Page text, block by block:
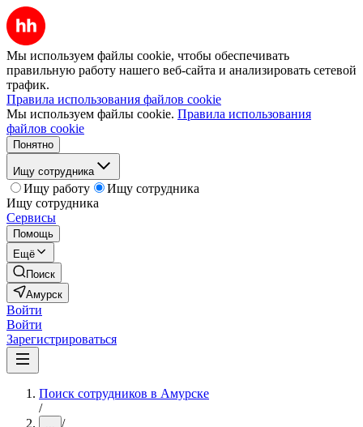
Мы используем файлы cookie, чтобы обеспечивать
правильную работу нашего веб-сайта и анализировать сетевой
трафик.
Правила использования файлов cookie
Мы используем файлы cookie. Правила использования
файлов cookie
Понятно
Ищу сотрудника
Ищу работу
Ищу сотрудника
Ищу сотрудника
Сервисы
Помощь
Ещё
Поиск
Амурск
Войти
Войти
Зарегистрироваться
Поиск сотрудников в Амурске
/
... /